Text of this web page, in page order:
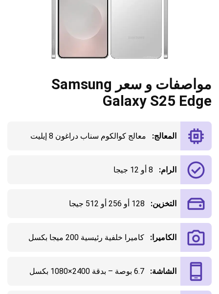
مواصفات و سعر Samsung
Galaxy S25 Edge
المعالج: معالج كوالكوم سناب دراغون 8 إيليت
الرام: 8 أو 12 جيجا
التخزين: 128 أو 256 أو 512 جيجا
الكاميرا: كاميرا خلفية رئيسية 200 ميجا بكسل
الشاشة: 6.7 بوصة – بدقة 2400×1080 بكسل